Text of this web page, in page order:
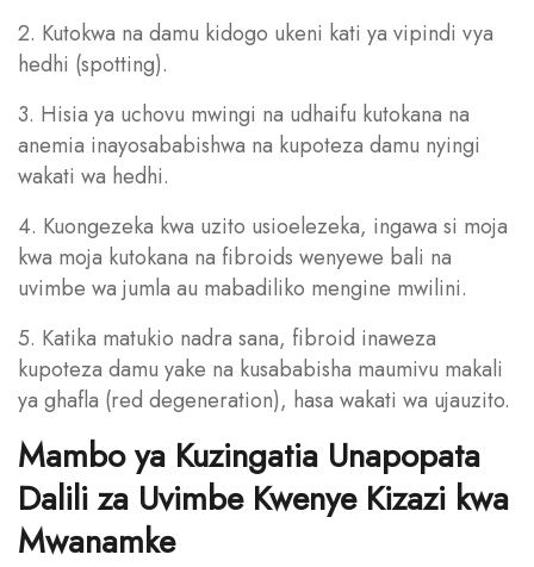
2. Kutokwa na damu kidogo ukeni kati ya vipindi vya
hedhi (spotting).
3. Hisia ya uchovu mwingi na udhaifu kutokana na
anemia inayosababishwa na kupoteza damu nyingi
wakati wa hedhi.
4. Kuongezeka kwa uzito usioelezeka, ingawa si moja
kwa moja kutokana na fibroids wenyewe bali na
uvimbe wa jumla au mabadiliko mengine mwilini.
5. Katika matukio nadra sana, fibroid inaweza
kupoteza damu yake na kusababisha maumivu makali
ya ghafla (red degeneration), hasa wakati wa ujauzito.
Mambo ya Kuzingatia Unapopata
Dalili za Uvimbe Kwenye Kizazi kwa
Mwanamke